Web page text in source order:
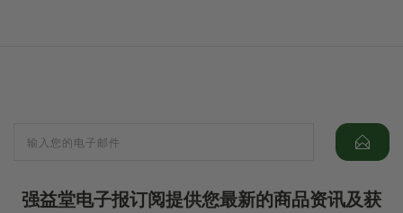
强益堂电子报订阅提供您最新的商品资讯及获